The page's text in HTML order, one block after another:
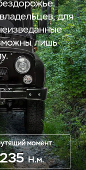
для
лишь
момент
235 Н.м.